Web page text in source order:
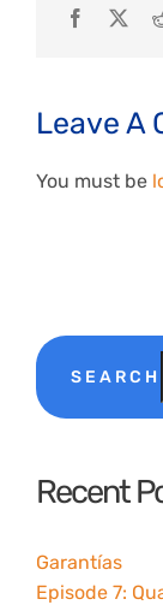
Facebook
X
Leave A
You must be
SEARCH
Recent
Garantías
Episode 7: